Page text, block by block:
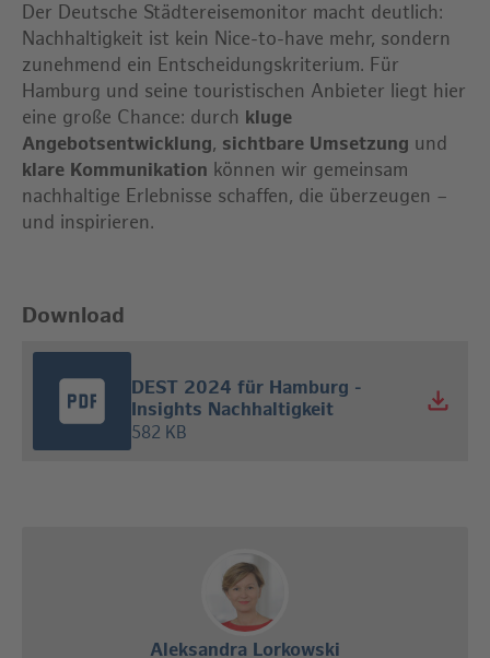
Der Deutsche Städtereisemonitor macht deutlich:
Nachhaltigkeit ist kein Nice-to-have mehr, sondern
zunehmend ein Entscheidungskriterium. Für
Hamburg und seine touristischen Anbieter liegt hier
eine große Chance: durch kluge
Angebotsentwicklung, sichtbare Umsetzung und
klare Kommunikation können wir gemeinsam
nachhaltige Erlebnisse schaffen, die überzeugen –
und inspirieren.
Download
DEST 2024 für Hamburg -
Insights Nachhaltigkeit
582 KB
Aleksandra Lorkowski